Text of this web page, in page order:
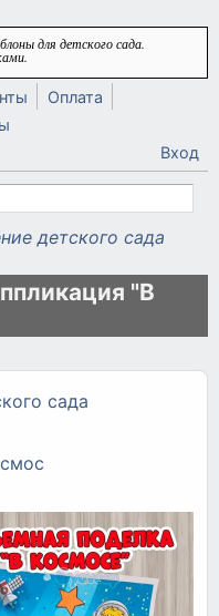
для детского сада.
Оплата
Вход
детского сада
"В
сада